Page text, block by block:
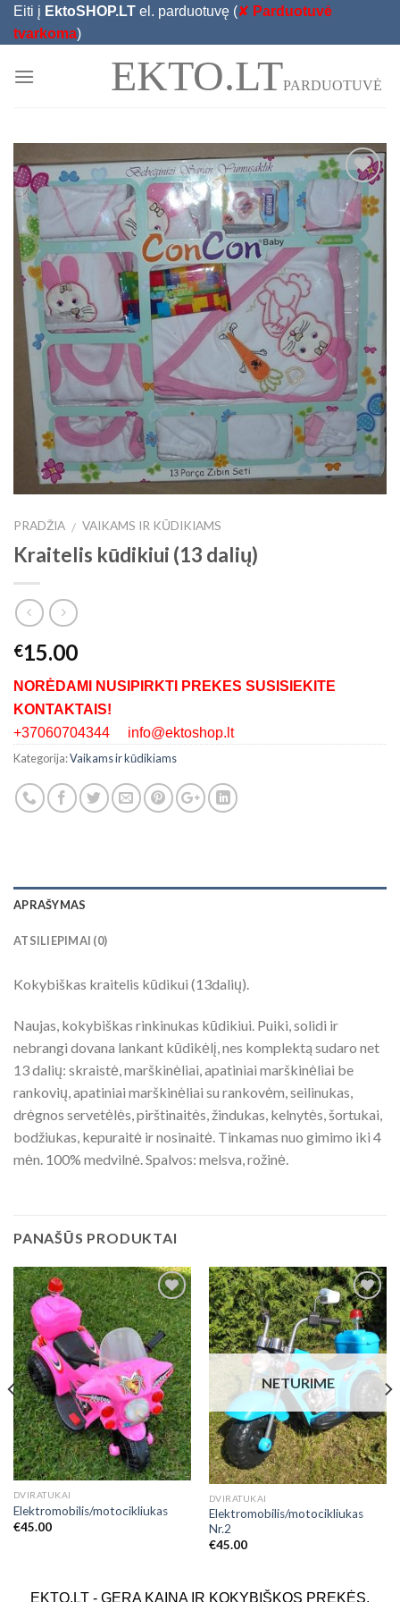
Skip
Eiti į EktoSHOP.LT el. parduotuvę (✘ Parduotuvė
tvarkoma)
EKTO.LTPARDUOTUVĖ
Add to
Wishlist
PRADŽIA / VAIKAMS IR KŪDIKIAMS
Kraitelis kūdikiui (13 dalių)
€15.00
NORĖDAMI NUSIPIRKTI PREKES SUSISIEKITE
KONTAKTAIS!
+37060704344 info@ektoshop.lt
Kategorija:Vaikams ir kūdikiams
APRAŠYMAS
ATSILIEPIMAI (0)
Kokybiškas kraitelis kūdikui (13dalių).
Naujas, kokybiškas rinkinukas kūdikiui. Puiki, solidi ir
nebrangi dovana lankant kūdikėlį, nes komplektą sudaro net
13 dalių: skraistė, marškinėliai, apatiniai marškinėliai be
rankovių, apatiniai marškinėliai su rankovėm, seilinukas,
drėgnos servetėlės, pirštinaitės, žindukas, kelnytės, šortukai,
bodžiukas, kepuraitė ir nosinaitė. Tinkamas nuo gimimo iki 4
mėn. 100% medvilnė. Spalvos: melsva, rožinė.
PANAŠŪS PRODUKTAI
Add to
Wishlist
DVIRATUKAI
Elektromobilis/motocikliukas
€45.00
Add to
Wishlist
NETURIME
DVIRATUKAI
Elektromobilis/motocikliukas
Nr.2
€45.00
EKTO.LT - GERA KAINA IR KOKYBIŠKOS PREKĖS.